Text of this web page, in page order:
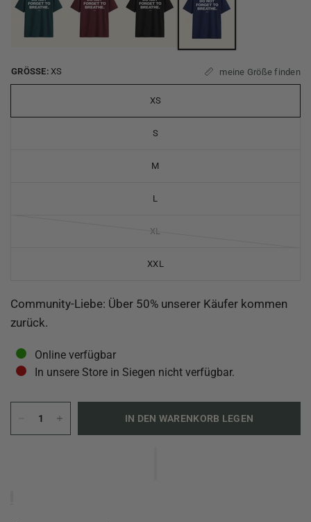
GRÖSSE: XS meine Größe finden
XS
S
M
L
XL
XXL
Community-Liebe: Über 50% unserer Käufer kommen
zurück.
Online verfügbar
In unsere Store in Siegen nicht verfügbar.
IN DEN WARENKORB LEGEN